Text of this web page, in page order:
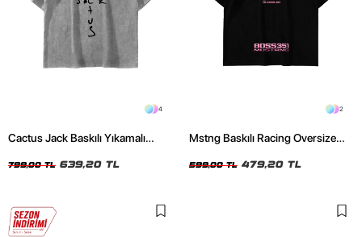
4
Cactus Jack Baskılı Yıkamalı
799,00 TL 639,20 TL
2
Mstng Baskılı Racing Oversize
599,00 TL 479,20 TL